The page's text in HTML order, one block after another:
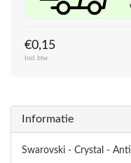
€0,15
Incl. btw
Informatie
Swarovski - Crystal -